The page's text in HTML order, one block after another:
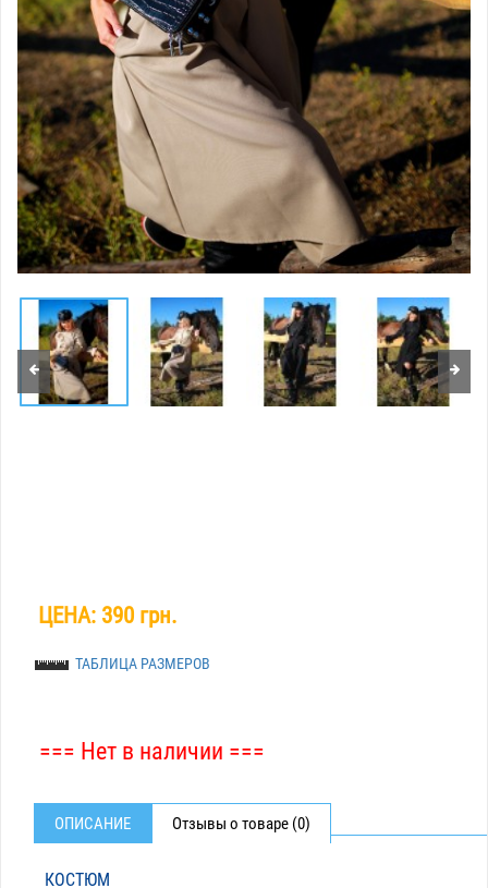
ЦЕНА: 390 грн.
ТАБЛИЦА РАЗМЕРОВ
=== Нет в наличии ===
ОПИСАНИЕ Отзывы о товаре (0)
КОСТЮМ